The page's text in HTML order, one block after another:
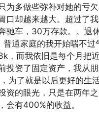
为多做些弥补对她的亏
口却越来越大。超过了
驰车，30万存款。。退
普通家庭的我开始喘不过
，而我依旧是每个月把
投资了固定资产，我从
为了就是以后更好的生
资的眼光，只是在两年
会有400%的收益。